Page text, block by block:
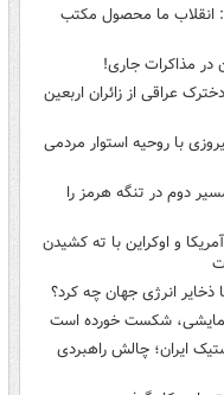
انقلاب ما محصول مکتب
در مذاکرات جاری!
عراقی از زائران اربعین
با روحیه استوار مردمی
دوم در تنگه هرمز را
و اوکراین با ته کشیدن
ذخایر انرژی جهان چه کرد؟
شکست خورده است
ایران؛ چالش راهبردی